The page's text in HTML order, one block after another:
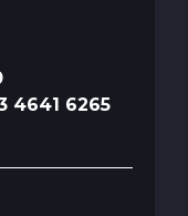
4641 6265